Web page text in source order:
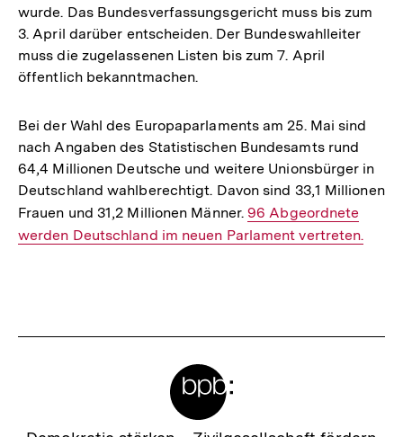
wurde. Das Bundesverfassungsgericht muss bis zum
3. April darüber entscheiden. Der Bundeswahlleiter
muss die zugelassenen Listen bis zum 7. April
öffentlich bekanntmachen.
Bei der Wahl des Europaparlaments am 25. Mai sind
nach Angaben des Statistischen Bundesamts rund
64,4 Millionen Deutsche und weitere Unionsbürger in
Deutschland wahlberechtigt. Davon sind 33,1 Millionen
Frauen und 31,2 Millionen Männer.Interner
Link:
96 Abgeordnete
werden Deutschland im neuen Parlament vertreten.